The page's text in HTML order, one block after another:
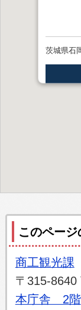
茨城県石
このペー
商工観光課
〒315-8640
本庁舎 2階